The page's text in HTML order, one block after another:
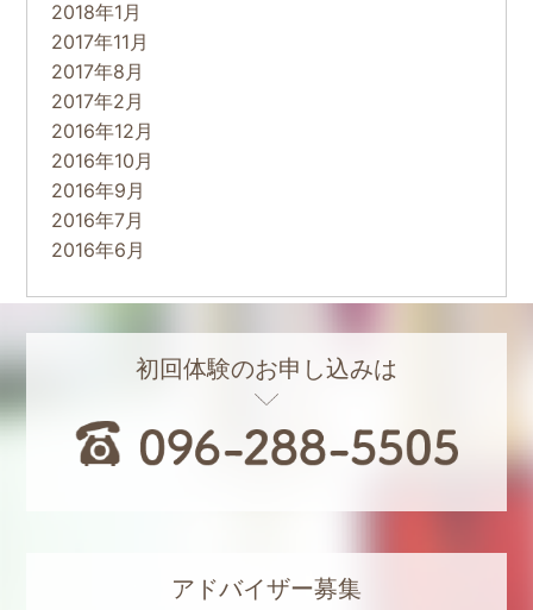
2018年1月
2017年11月
2017年8月
2017年2月
2016年12月
2016年10月
2016年9月
2016年7月
2016年6月
初回体験のお申し込みは
アドバイザー募集